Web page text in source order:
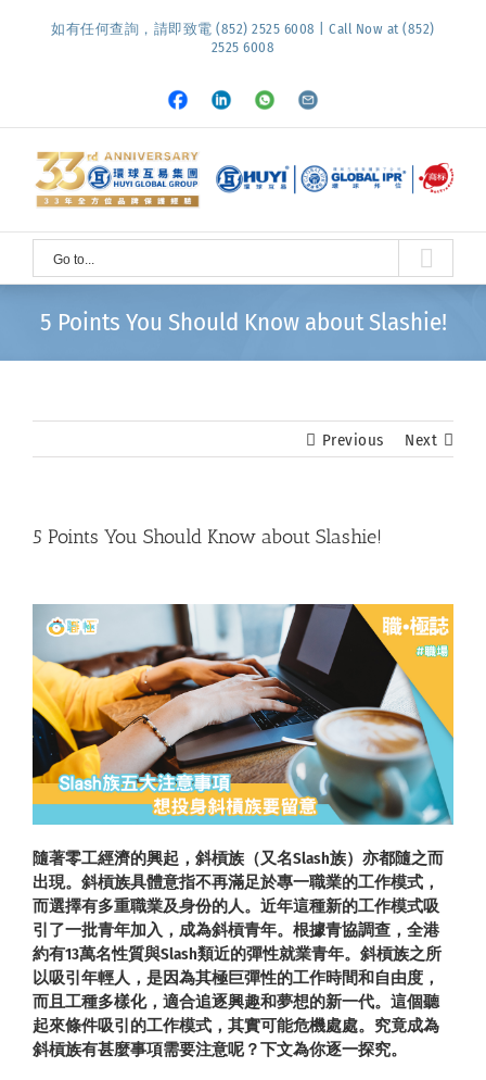
如有任何查詢，請即致電 (852) 2525 6008 | Call Now at (852)
2525 6008
Facebook
LinkedInWhatsapp
Email
Go to...
5 Points You Should Know about Slashie!
Previous Next
5 Points You Should Know about Slashie!
隨著零工經濟的興起，斜槓族（又名Slash族）亦都隨之而
出現。斜槓族具體意指不再滿足於專一職業的工作模式，
而選擇有多重職業及身份的人。近年這種新的工作模式吸
引了一批青年加入，成為斜槓青年。根據青協調查，全港
約有13萬名性質與Slash類近的彈性就業青年。斜槓族之所
以吸引年輕人，是因為其極巨彈性的工作時間和自由度，
而且工種多樣化，適合追逐興趣和夢想的新一代。這個聽
起來條件吸引的工作模式，其實可能危機處處。究竟成為
斜槓族有甚麼事項需要注意呢？下文為你逐一探究。